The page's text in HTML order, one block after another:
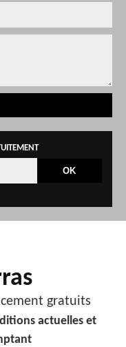
gratuits
actuelles et